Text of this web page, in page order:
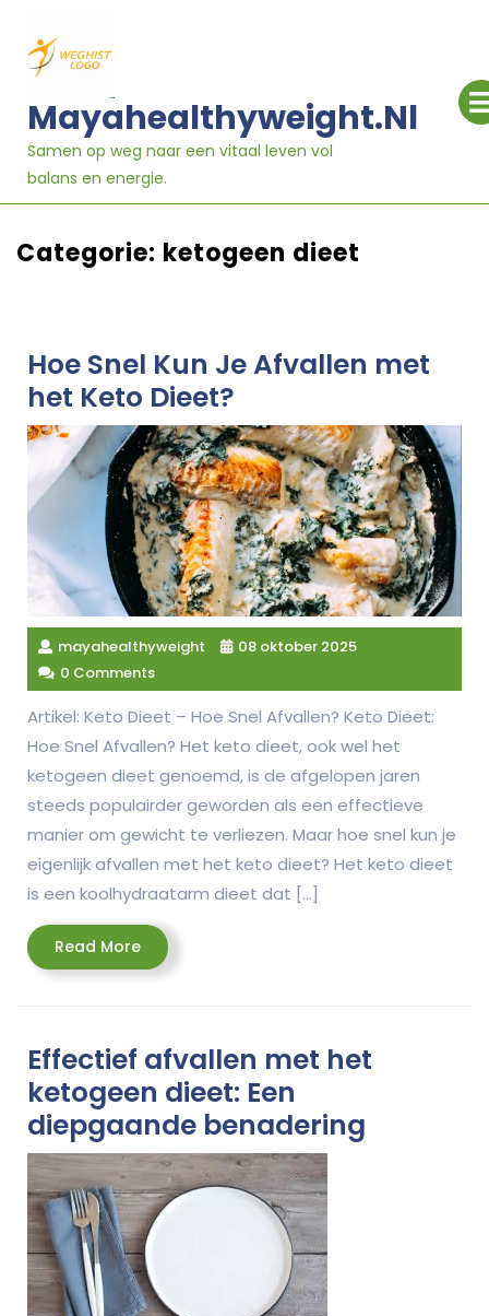
naar
inhoud
Mayahealthyweight.nl
Samen op weg naar een vitaal leven vol
balans en energie.
Categorie: ketogeen dieet
Hoe Snel Kun Je Afvallen met
het Keto Dieet?
mayahealthyweight
08 oktober 2025
0 Comments
Artikel: Keto Dieet – Hoe Snel Afvallen? Keto Dieet:
Hoe Snel Afvallen? Het keto dieet, ook wel het
ketogeen dieet genoemd, is de afgelopen jaren
steeds populairder geworden als een effectieve
manier om gewicht te verliezen. Maar hoe snel kun je
eigenlijk afvallen met het keto dieet? Het keto dieet
is een koolhydraatarm dieet dat […]
Read MoreRead
More
Effectief afvallen met het
ketogeen dieet: Een
diepgaande benadering